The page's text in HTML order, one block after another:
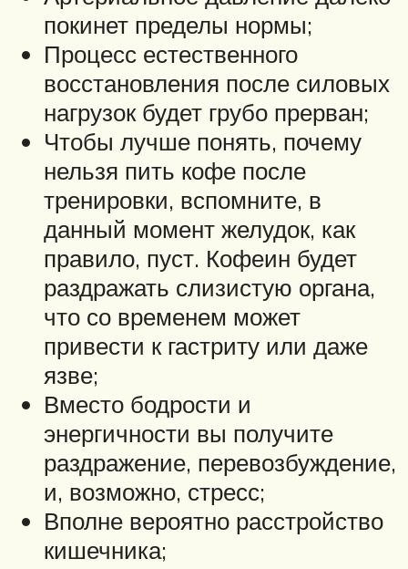
покинет пределы нормы;
Процесс естественного
восстановления после силовых
нагрузок будет грубо прерван;
Чтобы лучше понять, почему
нельзя пить кофе после
тренировки, вспомните, в
данный момент желудок, как
правило, пуст. Кофеин будет
раздражать слизистую органа,
что со временем может
привести к гастриту или даже
язве;
Вместо бодрости и
энергичности вы получите
раздражение, перевозбуждение,
и, возможно, стресс;
Вполне вероятно расстройство
кишечника;